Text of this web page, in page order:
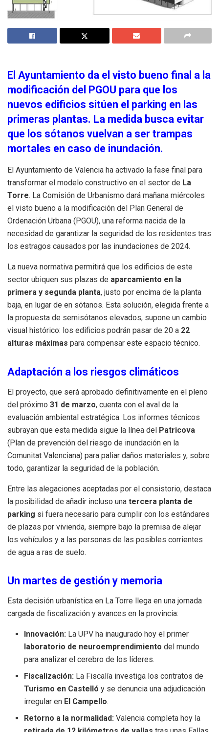
El Ayuntamiento da el visto bueno final a la
modificación del PGOU para que los
nuevos edificios sitúen el parking en las
primeras plantas. La medida busca evitar
que los sótanos vuelvan a ser trampas
mortales en caso de inundación.
El Ayuntamiento de Valencia ha activado la fase final para
transformar el modelo constructivo en el sector de La
Torre. La Comisión de Urbanismo dará mañana miércoles
el visto bueno a la modificación del Plan General de
Ordenación Urbana (PGOU), una reforma nacida de la
necesidad de garantizar la seguridad de los residentes tras
los estragos causados por las inundaciones de 2024.
La nueva normativa permitirá que los edificios de este
sector ubiquen sus plazas de aparcamiento en la
primera y segunda planta, justo por encima de la planta
baja, en lugar de en sótanos. Esta solución, elegida frente a
la propuesta de semisótanos elevados, supone un cambio
visual histórico: los edificios podrán pasar de 20 a 22
alturas máximas para compensar este espacio técnico.
Adaptación a los riesgos climáticos
El proyecto, que será aprobado definitivamente en el pleno
del próximo 31 de marzo, cuenta con el aval de la
evaluación ambiental estratégica. Los informes técnicos
subrayan que esta medida sigue la línea del Patricova
(Plan de prevención del riesgo de inundación en la
Comunitat Valenciana) para paliar daños materiales y, sobre
todo, garantizar la seguridad de la población.
Entre las alegaciones aceptadas por el consistorio, destaca
la posibilidad de añadir incluso una tercera planta de
parking si fuera necesario para cumplir con los estándares
de plazas por vivienda, siempre bajo la premisa de alejar
los vehículos y a las personas de las posibles corrientes
de agua a ras de suelo.
Un martes de gestión y memoria
Esta decisión urbanística en La Torre llega en una jornada
cargada de fiscalización y avances en la provincia:
Innovación: La UPV ha inaugurado hoy el primer
laboratorio de neuroemprendimiento del mundo
para analizar el cerebro de los líderes.
Fiscalización: La Fiscalía investiga los contratos de
Turismo en Castelló y se denuncia una adjudicación
irregular en El Campello.
Retorno a la normalidad: Valencia completa hoy la